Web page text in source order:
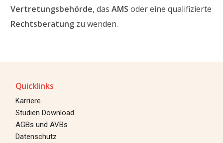
Vertretungsbehörde, dasAMS oder eine qualifizierte
Rechtsberatung zu wenden.
Quicklinks
Karriere
Studien Download
AGBs und AVBs
Datenschutz